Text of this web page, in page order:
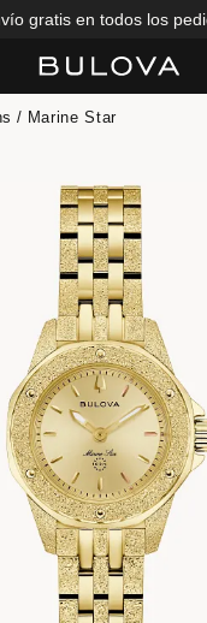
gratis en todos los
Marine Star
Manage Wishlist